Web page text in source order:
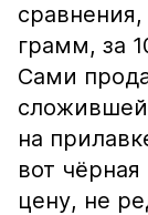
грамм, за
Сами
на
вот
цену, не